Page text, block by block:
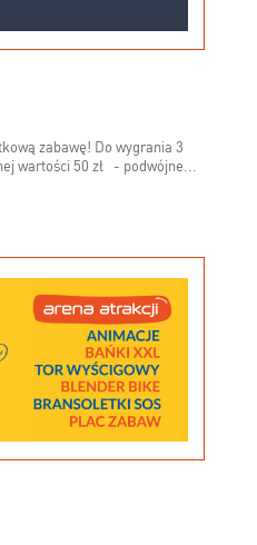
zabawę! Do wygrania 3
wartości 50 zł - podwójne...